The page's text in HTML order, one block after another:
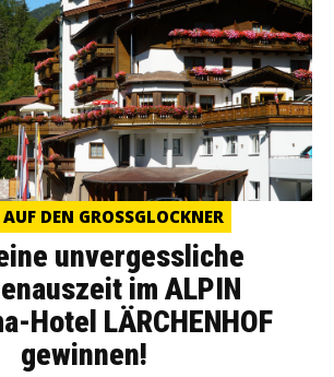
DEN GROSSGLOCKNER
unvergessliche
im ALPIN
Hotel LÄRCHENHOF
gewinnen!